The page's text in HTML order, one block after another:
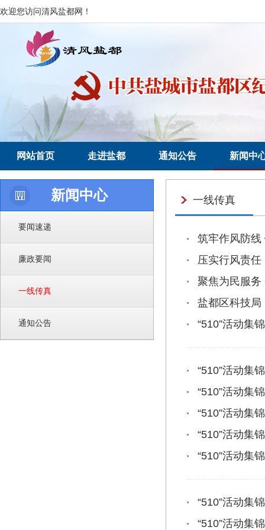
欢迎您访问清风盐都网！
网站首页 走进盐都 通知公告 新闻中
新闻中心
要闻速递
廉政要闻
一线传真
通知公告
一线传真
筑牢作风防
压实行风责
聚焦为民服务
盐都区科技局
“510”活动集
“510”活动集
“510”活动集
“510”活动集
“510”活动集
“510”活动集
“510”活动集
“510”活动集